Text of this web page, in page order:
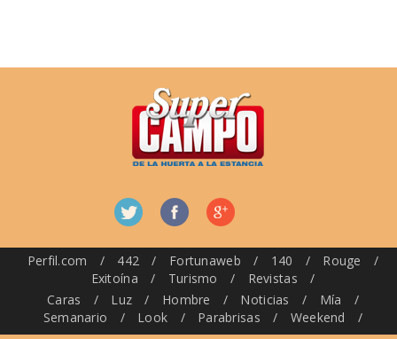
Perfil.com / 442 / Fortunaweb / 140 / Rouge
/
Exitoína
/ Turismo / Revistas
/
Caras
/ Luz / Hombre / Noticias / Mía
/
Semanario
/ Look / Parabrisas / Weekend /